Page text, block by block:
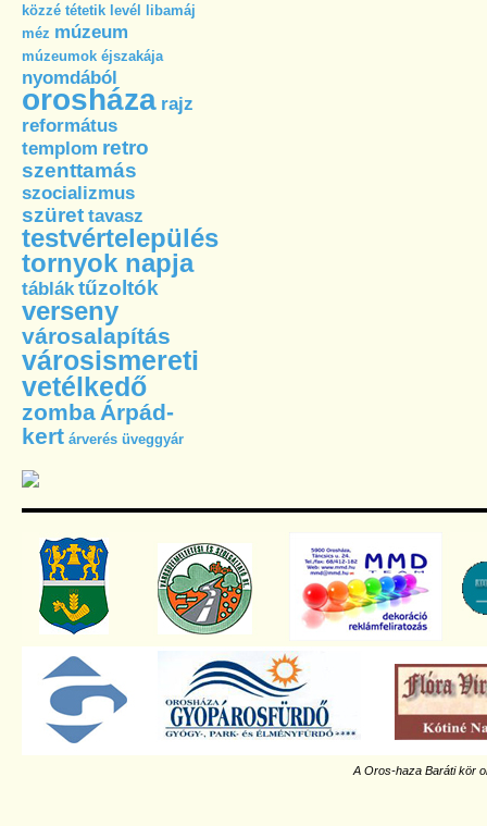
közzé tétetik levél
libamáj
méz múzeum
múzeumok éjszakája
nyomdából
orosháza rajz
református
templom retro
szenttamás
szocializmus
szüret tavasz
testvértelepülés
tornyok napja
táblák tűzoltók
verseny
városalapítás
városismereti
vetélkedő
zombaÁrpád-
kert árverés üveggyár
A Oros-haza Baráti kör